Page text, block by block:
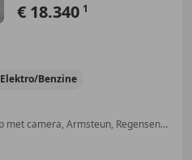
€ 18.340 1
Elektro/Benzine
Alarm, Keyless Entry, Parkeerhulp met camera, Armsteun, Regensensor, LED verlichting, Verkeersbordherkenning, Automatische klimaatregeling